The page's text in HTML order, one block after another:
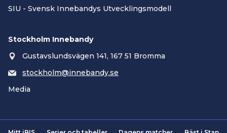
SIU - Svensk Innebandys Utvecklingsmodell
Stockholm Innebandy
Gustavslundsvägen 141, 167 51 Bromma
stockholm@innebandy.se
Media